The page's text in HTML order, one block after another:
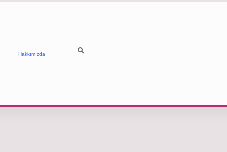
Hakkımızda